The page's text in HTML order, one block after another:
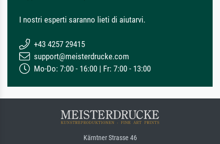
I nostri esperti saranno lieti di aiutarvi.
+43 4257 29415
support@meisterdrucke.com
Mo-Do: 7:00 - 16:00 | Fr: 7:00 - 13:00
Kärntner Strasse 46